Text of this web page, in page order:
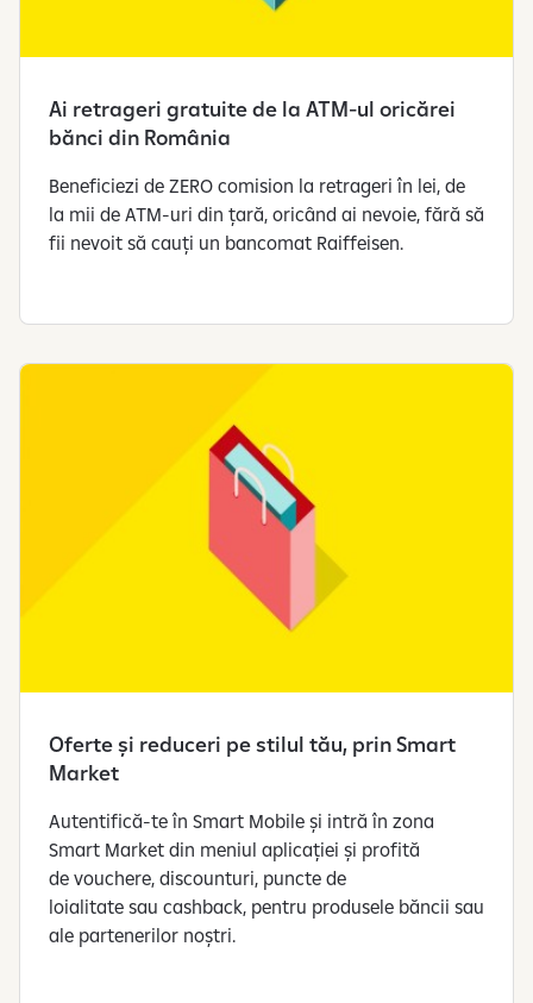
Ai retrageri gratuite de la ATM-ul oricărei
bănci din România
Beneficiezi de ZERO comision la retrageri în lei, de
la mii de ATM-uri din țară, oricând ai nevoie, fără să
fii nevoit să cauți un bancomat Raiffeisen.
Oferte și reduceri pe stilul tău, prin Smart
Market
Autentifică-te în Smart Mobile și intră în zona
Smart Market din meniul aplicației și profită
de vouchere, discounturi, puncte de
loialitate sau cashback, pentru produsele băncii sau
ale partenerilor noștri.